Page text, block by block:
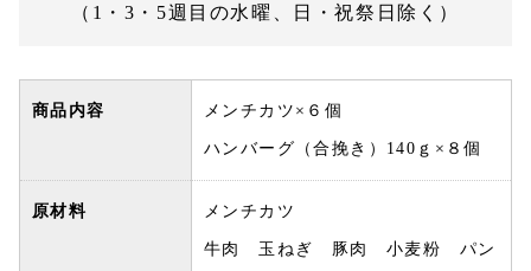
（1・3・5週目の水曜、日・祝祭日除く）
商品内容 メンチカツ×６個
ハンバーグ（合挽き）140ｇ×８個
原材料 メンチカツ
牛肉 玉ねぎ 豚肉 小麦粉 パン